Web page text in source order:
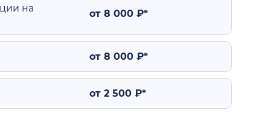
на
от 8 000 ₽*
от 8 000 ₽*
от 2 500 ₽*